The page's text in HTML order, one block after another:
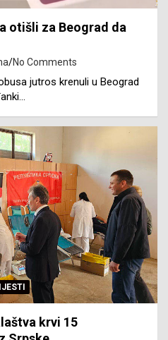
otišli za Beograd da
No Comments
jutros krenuli u Beograd
krvi 15